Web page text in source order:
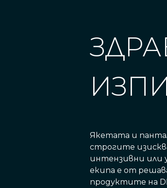
Якетата и
строгите
интензивни или
екипа е от
продуктите на